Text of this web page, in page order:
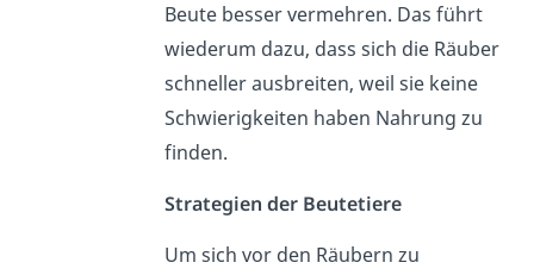
Beute besser vermehren. Das führt
wiederum dazu, dass sich die Räuber
schneller ausbreiten, weil sie keine
Schwierigkeiten haben Nahrung zu
finden.
Strategien der Beutetiere
Um sich vor den Räubern zu